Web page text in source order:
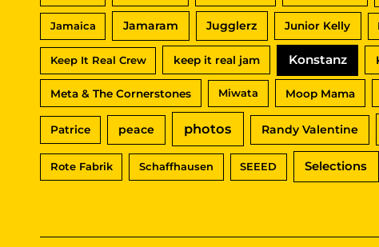
Jamaica Jamaram Jugglerz Junior Kelly
Keep It Real Crew keep it real jam Konstanz
Meta & The Cornerstones Miwata Moop Mama
Patrice peace photos Randy Valentine
Rote Fabrik Schaffhausen SEEED Selections